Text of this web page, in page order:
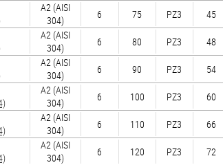
А2 (AISI
304)
6 75 PZ3 45
А2 (AISI
304)
6 80 PZ3 48
А2 (AISI
304)
6 90 PZ3 54
А2 (AISI
304)
6 100 PZ3 60
А2 (AISI
304)
6 110 PZ3 66
А2 (AISI
304)
6 120 PZ3 72